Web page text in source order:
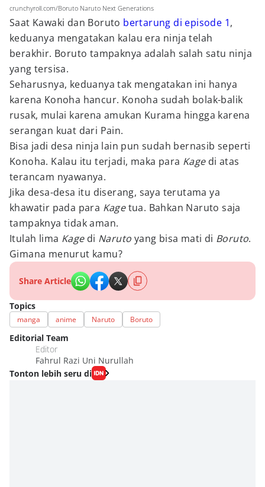
crunchyroll.com/Boruto Naruto Next Generations
Saat Kawaki dan Boruto bertarung di episode 1,
keduanya mengatakan kalau era ninja telah
berakhir. Boruto tampaknya adalah salah satu ninja
yang tersisa.
Seharusnya, keduanya tak mengatakan ini hanya
karena Konoha hancur. Konoha sudah bolak-balik
rusak, mulai karena amukan Kurama hingga karena
serangan kuat dari Pain.
Bisa jadi desa ninja lain pun sudah bernasib seperti
Konoha. Kalau itu terjadi, maka para Kage di atas
terancam nyawanya.
Jika desa-desa itu diserang, saya terutama ya
khawatir pada para Kagetua. Bahkan Naruto saja
tampaknya tidak aman.
Itulah lima Kage di Naruto yang bisa mati di Boruto.
Gimana menurut kamu?
Share Article
Topics
manga anime Naruto Boruto
Editorial Team
Editor
Fahrul Razi Uni Nurullah
Tonton lebih seru di